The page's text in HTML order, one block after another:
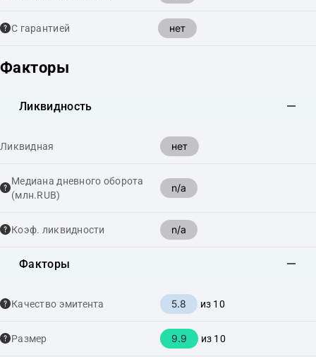
С гарантией нет
Факторы
Ликвидность
Ликвидная нет
Медиана дневного оборота
(млн.RUB)
n/a
Коэф. ликвидности n/a
Факторы
Качество эмитента 5.8 из 10
Размер 9.9 из 10